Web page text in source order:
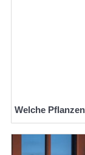
Welche